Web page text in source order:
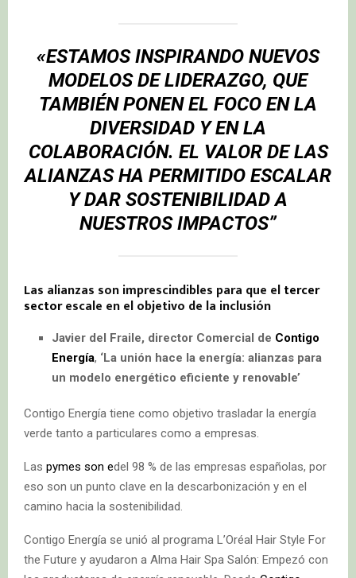
«ESTAMOS INSPIRANDO NUEVOS
MODELOS DE LIDERAZGO, QUE
TAMBIÉN PONEN EL FOCO EN LA
DIVERSIDAD Y EN LA
COLABORACIÓN. EL VALOR DE LAS
ALIANZAS HA PERMITIDO ESCALAR
Y DAR SOSTENIBILIDAD A
NUESTROS IMPACTOS”
Las alianzas son imprescindibles para que eltercer
sectorescale en el objetivo de la inclusión
Javier del Fraile, director Comercial de Contigo
Energía, ‘La unión hace la energía: alianzas para
un modelo energético eficiente y renovable’
Contigo Energía tiene como objetivo trasladar la energía
verde tanto a particulares como a empresas.
Las pymes son edel 98 % de las empresas españolas, por
eso son un punto clave en la descarbonización y en el
camino hacia la sostenibilidad.
Contigo Energía se unió al programa L’Oréal Hair Style For
the Future y ayudaron a Alma Hair Spa Salón: Empezó con